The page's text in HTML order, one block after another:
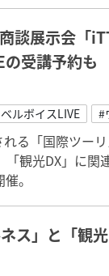
談展示会「
の受講予約
ルボイスLIVE #
る「国際ツー
観光DX」に関
。
ス」と「観